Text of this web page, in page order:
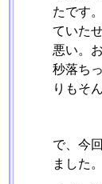
たです
ていた
悪い。
秒落ち
りもそ
で、今
ました。